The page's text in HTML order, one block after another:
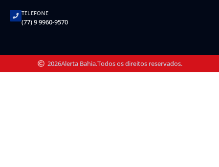
TELEFONE
(77) 9 9960-9570
2026Alerta Bahia.Todos os direitos reservados.